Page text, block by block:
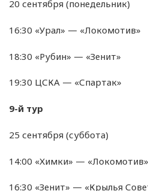
20 сентября (понедельник)
16:30 «Урал» — «Локомотив»
18:30 «Рубин» — «Зенит»
19:30 ЦСКА — «Спартак»
9-й тур
25 сентября (суббота)
14:00 «Химки» — «Локомотив»
16:30 «Зенит» — «Крылья